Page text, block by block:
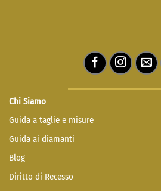
Chi Siamo
Guida a taglie e misure
Guida ai diamanti
Blog
Diritto di Recesso